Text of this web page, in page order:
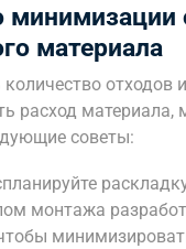
минимизации
материала
отходов и
расход материала,
советы:
монтажа